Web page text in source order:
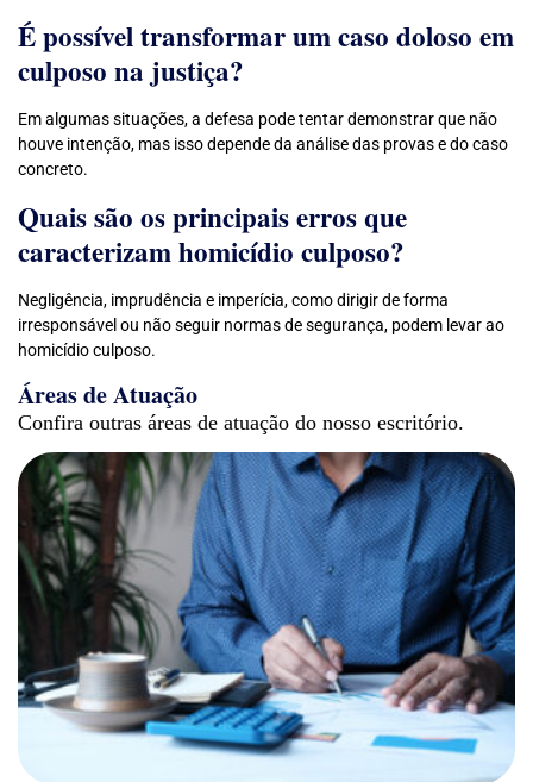
É possível transformar um caso doloso em
culposo na justiça?
Em algumas situações, a defesa pode tentar demonstrar que não
houve intenção, mas isso depende da análise das provas e do caso
concreto.
Quais são os principais erros que
caracterizam homicídio culposo?
Negligência, imprudência e imperícia, como dirigir de forma
irresponsável ou não seguir normas de segurança, podem levar ao
homicídio culposo.
Áreas de Atuação
Confira outras áreas de atuação do nosso escritório.